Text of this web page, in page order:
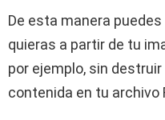
De esta manera
quieras a partir de tu
por ejemplo, sin
contenida en tu archivo